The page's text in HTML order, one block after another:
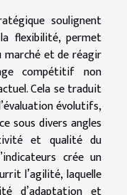
soulignent
flexibilité, permet
marché et de réagir
compétitif non
Cela se traduit
évolutifs,
sous divers angles
et qualité du
crée un
l’agilité, laquelle